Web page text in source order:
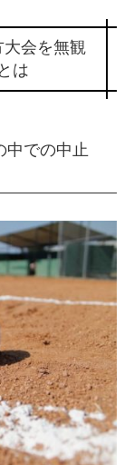
大会を無観
は
中での中止